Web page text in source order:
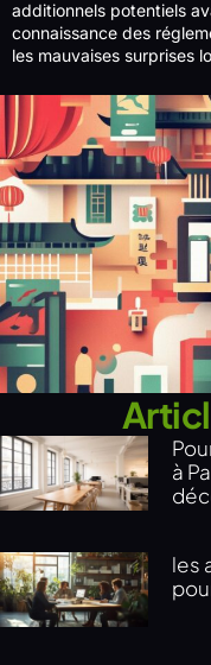
additionnels potentiels
connaissance des
les mauvaises surprises
à
les